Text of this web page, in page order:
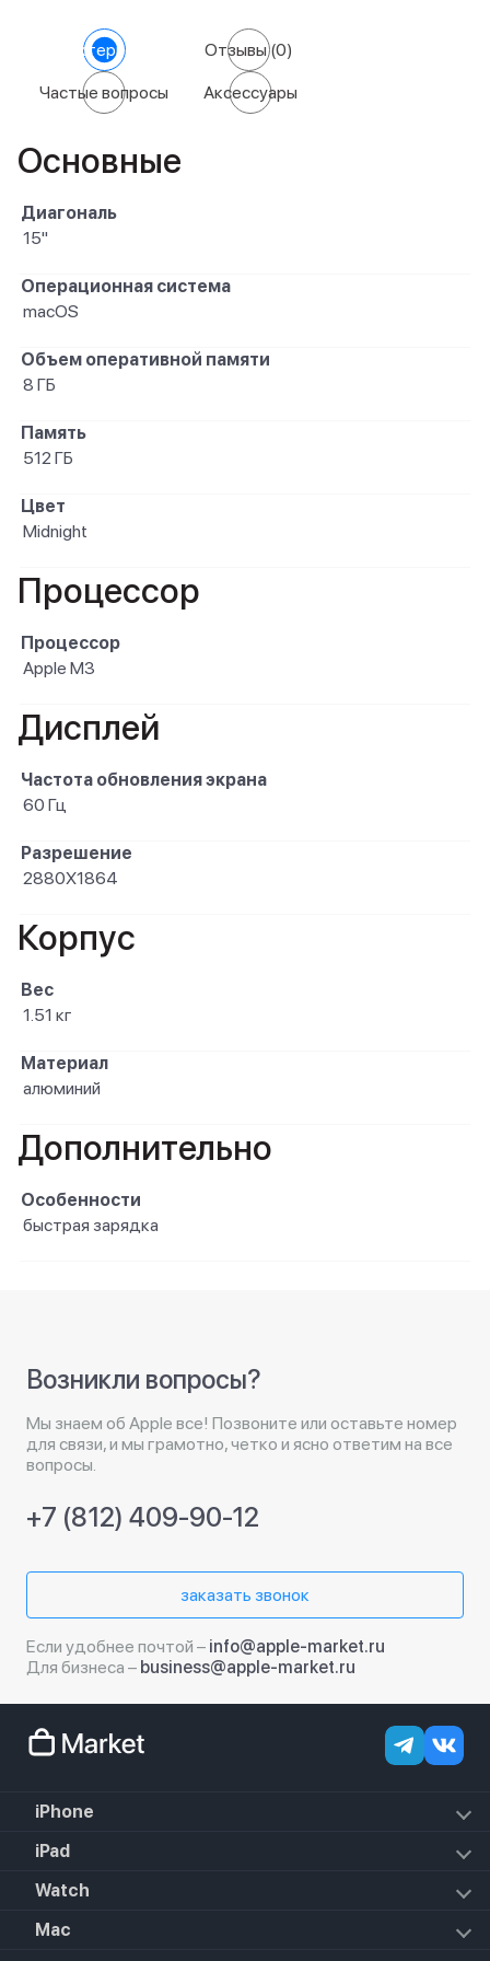
Характеристики Отзывы(0)
Частые вопросы Аксессуары
Основные
Диагональ
15"
Операционная система
macOS
Объем оперативной памяти
8 ГБ
Память
512 ГБ
Цвет
Midnight
Процессор
Процессор
Apple M3
Дисплей
Частота обновления экрана
60 Гц
Разрешение
2880X1864
Корпус
Вес
1.51 кг
Материал
алюминий
Дополнительно
Особенности
быстрая зарядка
Возникли вопросы?
Мы знаем об Apple все! Позвоните или оставьте номер
для связи, и мы грамотно, четко и ясно ответим на все
вопросы.
+7 (812) 409-90-12
заказать звонок
Если удобнее почтой – info@apple-market.ru
Для бизнеса – business@apple-market.ru
iPhone
iPhone 17e
iPhone 17 Pro
iPhone 17
iPad
iPad Air (2022)
iPad 10.2 (2021)
Watch
Apple Watch SE 3 2025
Mac